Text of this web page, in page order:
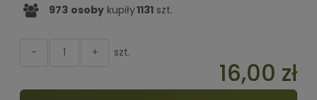
973 osoby kupiły1131 szt.
+
- szt.
16,00 zł